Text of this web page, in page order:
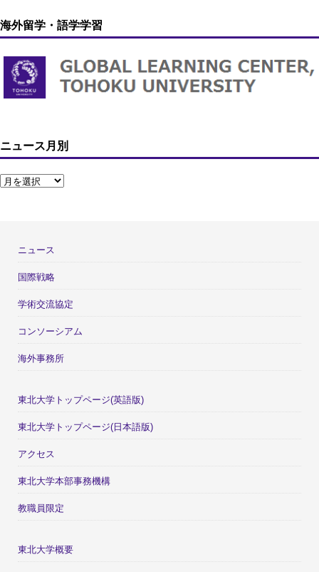
海外留学・語学学習
ニュース月別
ニュース
国際戦略
学術交流協定
コンソーシアム
海外事務所
東北大学トップページ(英語版)
東北大学トップページ(日本語版)
アクセス
東北大学本部事務機構
教職員限定
東北大学概要